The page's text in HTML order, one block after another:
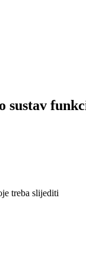
sustav
treba slijediti